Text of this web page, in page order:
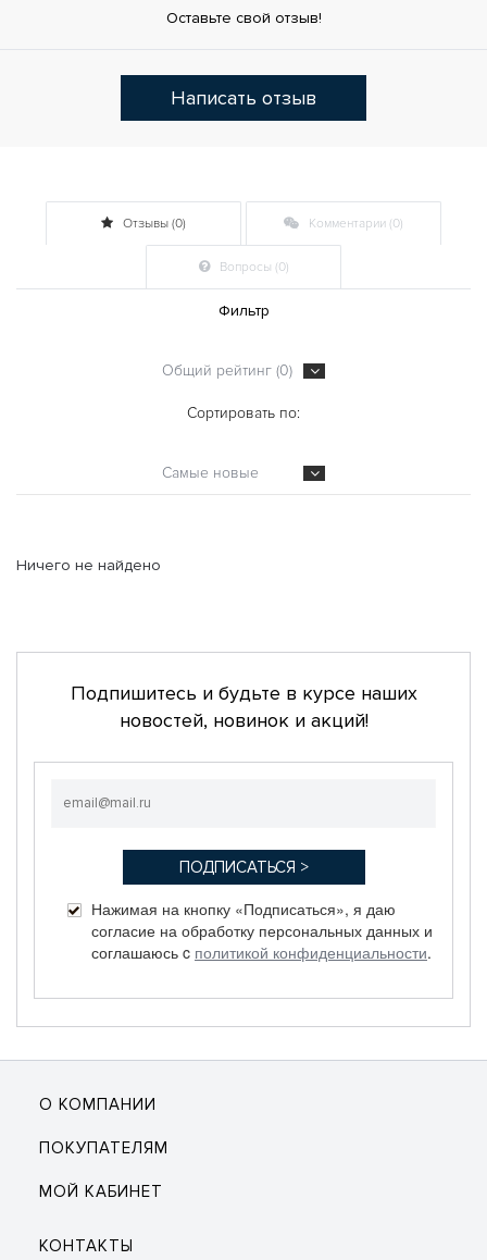
Оставьте свой отзыв!
Написать отзыв
Отзывы (0) Комментарии (0)
Вопросы (0)
Фильтр
Общий рейтинг (0)
Сортировать по:
Самые новые
Ничего не найдено
Подпишитесь и будьте в курсе наших
новостей, новинок и акций!
Нажимая на кнопку «Подписаться», я даю
согласие на обработку персональных данных и
соглашаюсь c политикой конфиденциальности.
О КОМПАНИИ
ПОКУПАТЕЛЯМ
МОЙ КАБИНЕТ
КОНТАКТЫ